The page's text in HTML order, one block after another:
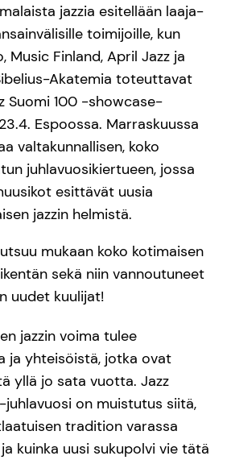
jazzia esitellään laaja-
toimijoille, kun
Music Finland, April Jazz ja
Akatemia toteuttavat
Suomi 100 -showcase-
Espoossa. Marraskuussa
valtakunnallisen, koko
juhlavuosikiertueen, jossa
esittävät uusia
jazzin helmistä.
mukaan koko kotimaisen
sekä niin vannoutuneet
uudet kuulijat!
jazzin voima tulee
ja yhteisöistä, jotka ovat
yllä jo sata vuotta. Jazz
juhlavuosi on muistutus siitä,
tradition varassa
kuinka uusi sukupolvi vie tätä